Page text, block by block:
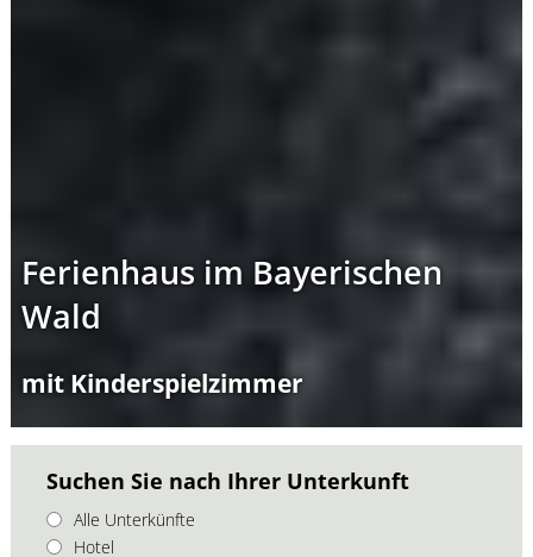
Ferienhaus im Bayerischen
Wald
mit Kinderspielzimmer
Suchen Sie nach Ihrer Unterkunft
Alle Unterkünfte
Hotel